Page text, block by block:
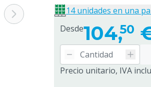
Desde104,50
Precio unitario, IVA
14 unidades en una